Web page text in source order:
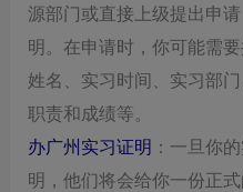
源部门或直接上级提出申
明。在申请时，你可能需
姓名、实习时间、实习部
职责和成绩等。
‌办广州实习证明‌ ：一旦你
明，他们将会给你一份正